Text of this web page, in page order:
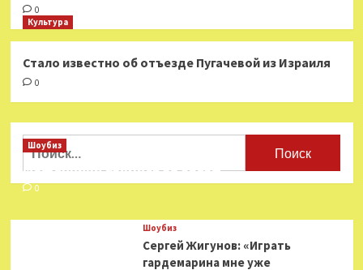
0
Культура
Стало известно об отъезде Пугачевой из Израиля
0
Найти:
Шоубиз
Мошенники взялись за звезд
0
Шоубиз
Сергей Жигунов: «Играть
гардемарина мне уже